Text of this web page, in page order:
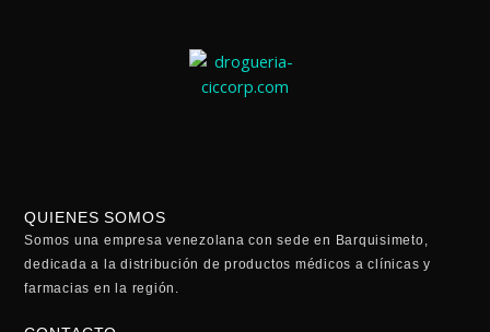
QUIENES SOMOS
Somos una empresa venezolana con sede en Barquisimeto,
dedicada a la distribución de productos médicos a clínicas y
farmacias en la región.